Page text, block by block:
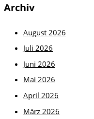
Archiv
August 2026
Juli 2026
Juni 2026
Mai 2026
April 2026
März 2026